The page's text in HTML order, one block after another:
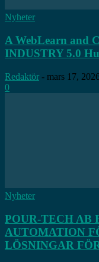
Nyheter
A WebLearn and
INDUSTRY 5.0
Redaktör - mars 17,
0
Nyheter
POUR-TECH AB
AUTOMATION
LÖSNINGAR